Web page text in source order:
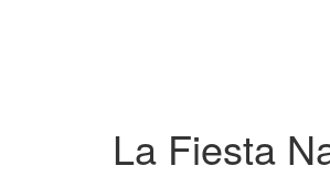
La Fiesta